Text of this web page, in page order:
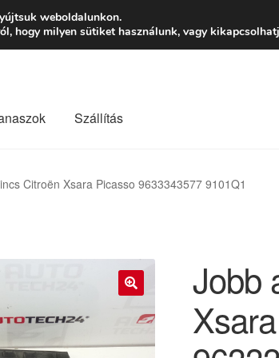
Hétfő-
Szállítás
Citroën Xsara Picasso 9633343577 9101Q1
Jobb
weboldalunkon.
hogy milyen sütiket használunk, vagy